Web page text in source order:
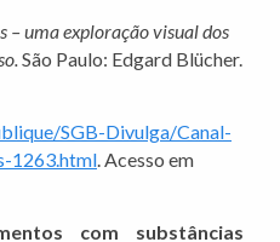
– uma exploração visual dos
São Paulo: Edgard Blücher.
SGB-Divulga/Canal-
1263.html. Acesso em
com substâncias